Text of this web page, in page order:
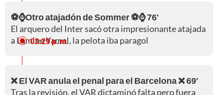
⚽⌚Otro atajadón de Sommer ⚽⌚ 76'
El arquero del Inter sacó otra impresionante atajada
a Lamine Yamal, la pelota iba paragol
03:29 p. m.
❌ El VAR anula el penal para el Barcelona ❌ 69'
Tras la revisión, el VAR dictaminó falta pero fuera